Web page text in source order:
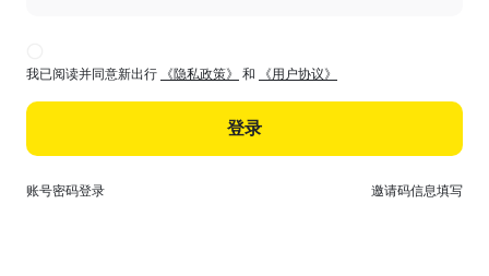
我已阅读并同意新出行 《隐私政策》 和 《用户协议》
登录
账号密码登录 邀请码信息填写